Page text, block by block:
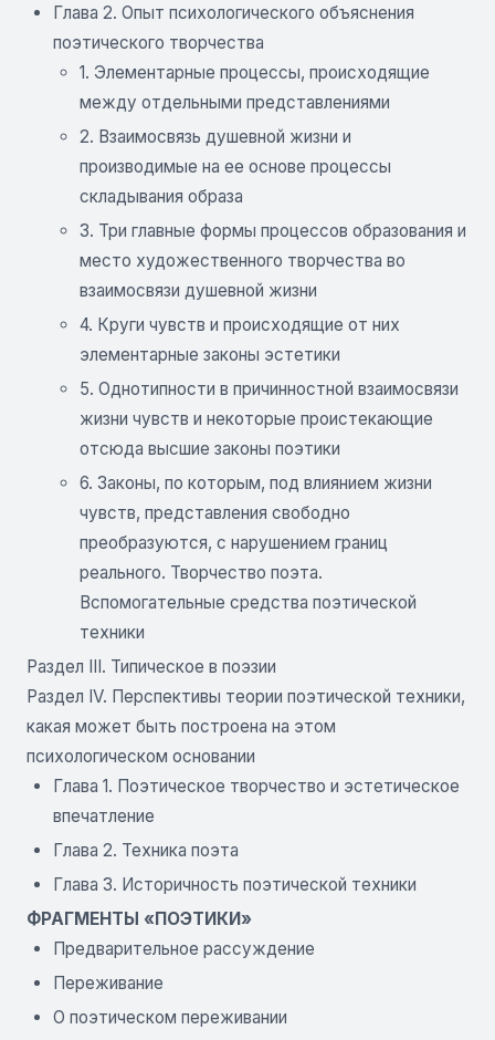
Глава 2. Опыт психологического объяснения
поэтического творчества
1. Элементарные процессы, происходящие
между отдельными представлениями
2. Взаимосвязь душевной жизни и
производимые на ее основе процессы
складывания образа
3. Три главные формы процессов образования и
место художественного творчества во
взаимосвязи душевной жизни
4. Круги чувств и происходящие от них
элементарные законы эстетики
5. Однотипности в причинностной взаимосвязи
жизни чувств и некоторые проистекающие
отсюда высшие законы поэтики
6. Законы, по которым, под влиянием жизни
чувств, представления свободно
преобразуются, с нарушением границ
реального. Творчество поэта.
Вспомогательные средства поэтической
техники
Раздел III. Типическое в поэзии
Раздел IV. Перспективы теории поэтической техники,
какая может быть построена на этом
психологическом основании
Глава 1. Поэтическое творчество и эстетическое
впечатление
Глава 2. Техника поэта
Глава 3. Историчность поэтической техники
ФРАГМЕНТЫ «ПОЭТИКИ»
Предварительное рассуждение
Переживание
О поэтическом переживании